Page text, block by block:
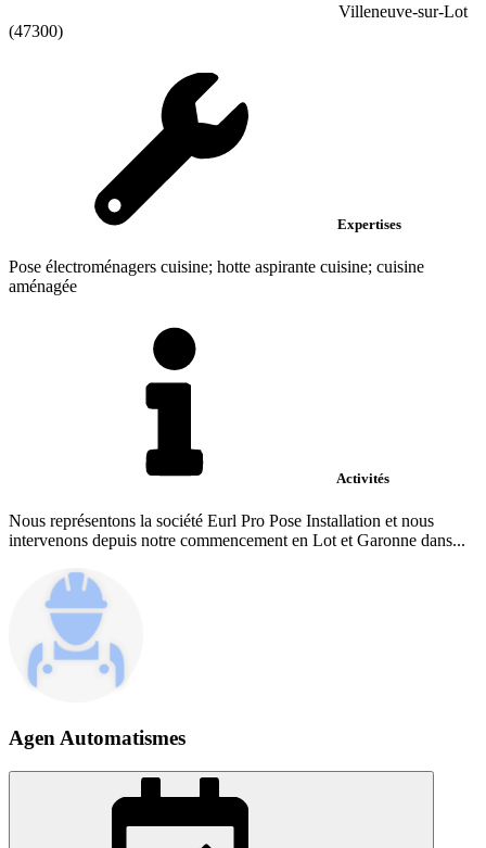
Villeneuve-sur-Lot
(47300)
Expertises
Pose électroménagers cuisine; hotte aspirante cuisine; cuisine
aménagée
Activités
Nous représentons la société Eurl Pro Pose Installation et nous
intervenons depuis notre commencement en Lot et Garonne dans...
Agen Automatismes